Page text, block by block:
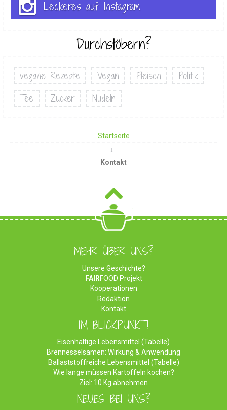
Leckeres auf Instagram
Durchstöbern?
vegane Rezepte Vegan Fleisch
Politik
Tee
Zucker Nudeln
Startseite
Kontakt
MEHR ÜBER UNS?
Unsere Geschichte?
FAIRFOOD Projekt
Kooperationen
Redaktion
Kontakt
IM BLICKPUNKT!
Eisenhaltige Lebensmittel (Tabelle)
Brennesselsamen: Wirkung & Anwendung
Ballaststoffreiche Lebensmittel (Tabelle)
Wie lange müssen Kartoffeln kochen?
Ziel: 10 Kg abnehmen
NEUES BEI UNS?